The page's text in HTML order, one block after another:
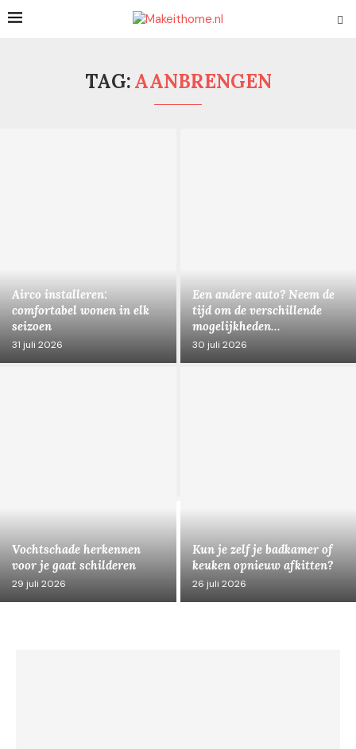
TAG:AANBRENGEN
Airco installeren:
comfortabel wonen in elk
seizoen
31 juli 2026
Een andere auto? Neem de
tijd om de verschillende
mogelijkheden...
30 juli 2026
Vochtschade herkennen
voor je gaat schilderen
29 juli 2026
Kun je zelf je badkamer of
keuken opnieuw afkitten?
26 juli 2026